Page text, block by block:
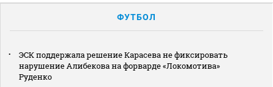
ФУТБОЛ
ЭСК поддержала решение Карасева не фиксировать
нарушение Алибекова на форварде «Локомотива»
Руденко